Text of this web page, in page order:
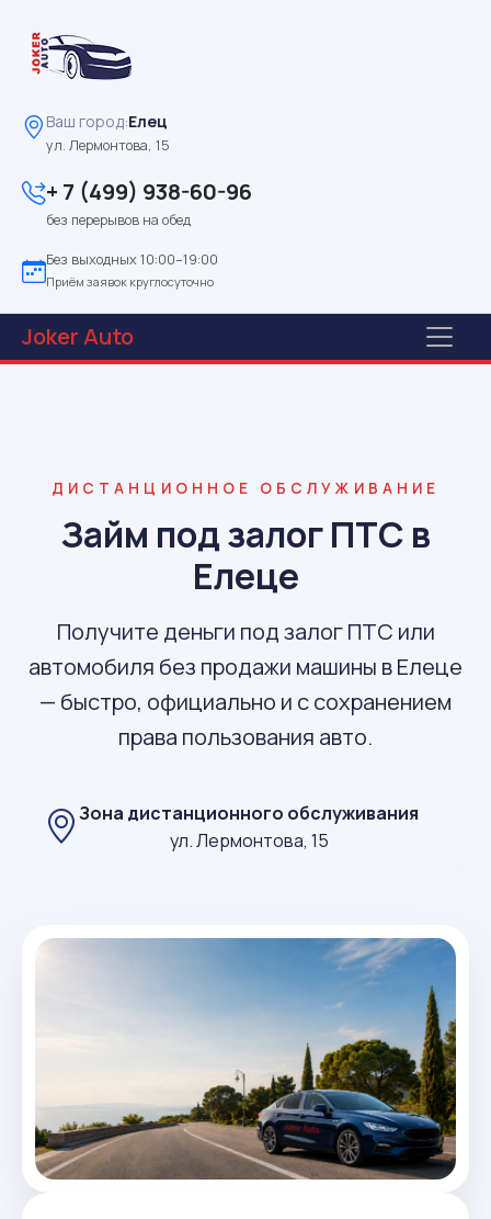
Ваш город:Елец
ул. Лермонтова, 15
+ 7 (499) 938-60-96
без перерывов на обед
Без выходных 10:00–19:00
Приём заявок круглосуточно
JokerAuto
ДИСТАНЦИОННОЕ ОБСЛУЖИВАНИЕ
Займ под залог ПТС в
Елеце
Получите деньги под залог ПТС или
автомобиля без продажи машины в Елеце
— быстро, официально и с сохранением
права пользования авто.
Зона дистанционного обслуживания
ул. Лермонтова, 15